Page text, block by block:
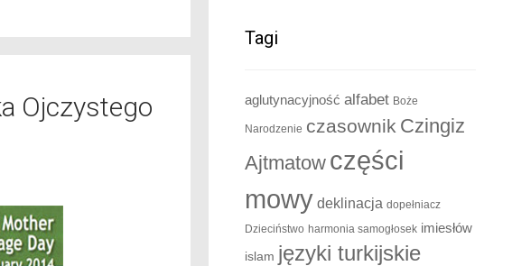
Ojczystego
Tagi
aglutynacyjność alfabet Boże
Narodzenie czasownik Czingiz
Ajtmatow części
mowy deklinacja dopełniacz
Dzieciństwo harmonia samogłosek imiesłów
islam języki turkijskie